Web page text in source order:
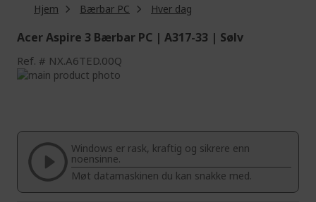
Hjem Bærbar PC Hver dag
Acer Aspire 3 Bærbar PC | A317-33 | Sølv
Ref. NX.A6TED.00Q
Skip
of
images
gallery
beginning
the
images
gallery
Windows er rask, kraftig og sikrere enn
noensinne.
Møt datamaskinen du kan snakke med.